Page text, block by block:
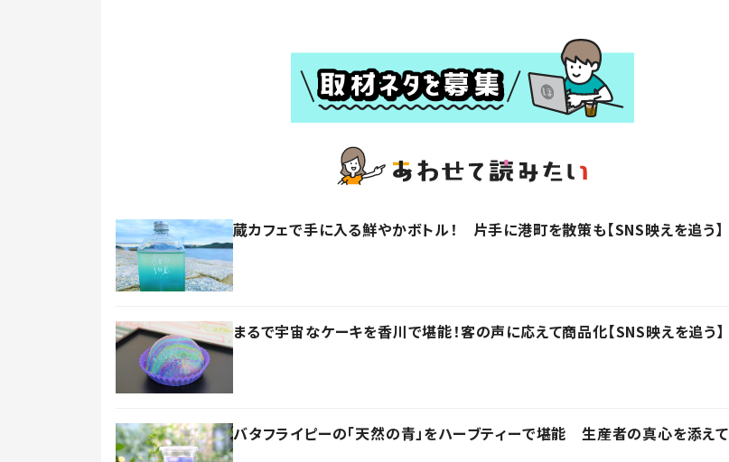
蔵カフェで手に入る鮮やかボトル！ 片手に港町を散策も【SNS映えを追う】
まるで宇宙なケーキを香川で堪能！客の声に応えて商品化【SNS映えを追う】
バタフライピーの「天然の青」をハーブティーで堪能 生産者の真心を添えて